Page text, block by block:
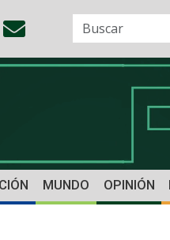
MUNDO OPINIÓN